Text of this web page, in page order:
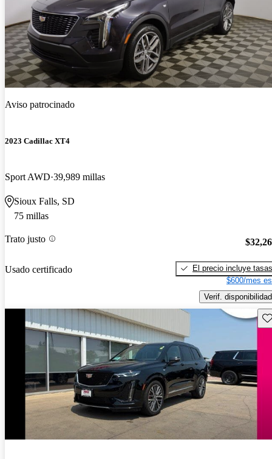
Aviso patrocinado
2023 Cadillac XT4
Sport AWD 39,989 millas
Sioux Falls, SD
75 millas
Trato justo
Usado certificado
El precio incluye tasas
$600/mes
Verif. disponibilidad